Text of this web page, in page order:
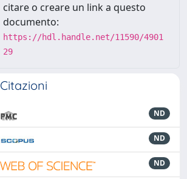
citare o creare un link a questo
documento:
https://hdl.handle.net/11590/4901
29
Citazioni
ND
ND
ND